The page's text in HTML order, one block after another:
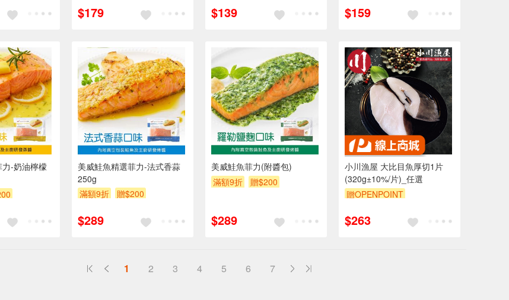
$179 $139 $159
-奶油檸檬
美威鮭魚精選菲力-法式香蒜
250g
滿額9折
贈$200
$289
美威鮭魚菲力(附醬包)
滿額9折
贈$200
$289
小川漁屋 大比目魚厚切1片
(320g±10%/片)_任選
贈OPENPOINT
$263
1 2 3 4 5 6 7